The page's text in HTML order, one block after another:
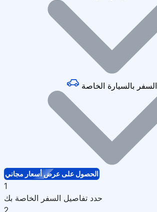
السفر بالسيارة الخاصة
الحصول على عرض أسعار مجاني
1
حدد تفاصيل السفر الخاصة بك
2